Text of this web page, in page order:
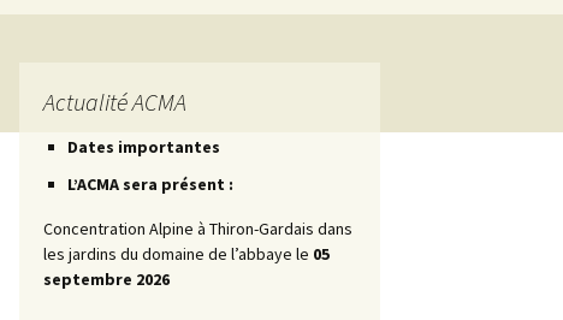
Les Petites Routes
Les Petites Fiches
Promotionnelles
La Marche AR
Actualité ACMA
Dates importantes
L’ACMA sera présent :
Concentration Alpine à Thiron-Gardais dans
les jardins du domaine de l’abbaye le 05
septembre 2026